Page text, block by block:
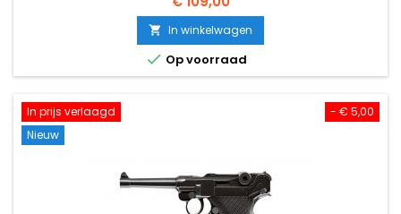
 In winkelwagen
 Op voorraad
- € 5,00
In prijs verlaagd
Nieuw